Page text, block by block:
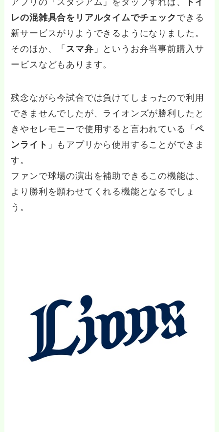
レの混雑具合をリアルタイムでチェック できる
新サービスがりようできるようになりました。
そのほか、「 スマ弁 」というお弁当事前購入サ
ービスなどもあります。
残念ながら今試合では負けてしまったので利用
できませんでしたが、ライオンズが勝利したと
きやセレモニーで使用すると言われている「 ペ
ンライト 」もアプリから使用することができま
す。
ファンで球場の演出を補助できるこの機能は、
より勝利を願わせてくれる機能となるでしょ
う。